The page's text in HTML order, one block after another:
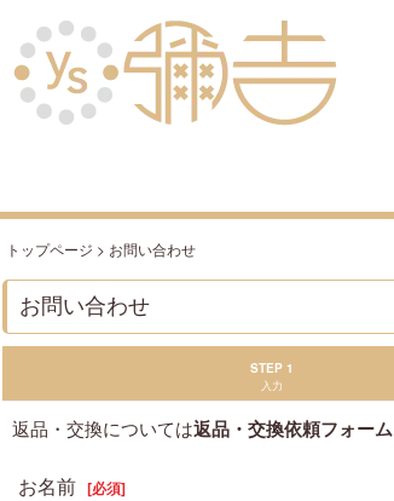
トップページ > お問い合わせ
お問い合わせ
STEP 1
入力
返品・交換については返品・交換依頼フォーム
お名前 [必須]